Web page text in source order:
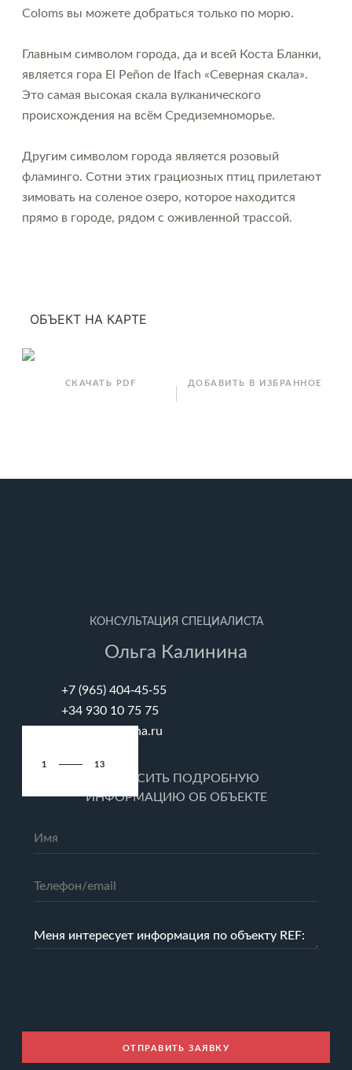
1 13
Coloms вы можете добраться только по морю.
Главным символом города, да и всей Коста Бланки,
является гора El Peñon de Ifach «Северная скала».
Это самая высокая скала вулканического
происхождения на всём Средиземноморье.
Другим символом города является розовый
фламинго. Сотни этих грациозных птиц прилетают
зимовать на соленое озеро, которое находится
прямо в городе, рядом с оживленной трассой.
ОБЪЕКТ НА КАРТЕ
СКАЧАТЬ PDF ДОБАВИТЬ В ИЗБРАННОЕ
КОНСУЛЬТАЦИЯ СПЕЦИАЛИСТА
Ольга Калинина
+7 (965) 404-45-55
+34 930 10 75 75
info@barcelona.ru
ЗАПРОСИТЬ ПОДРОБНУЮ
ИНФОРМАЦИЮ ОБ ОБЪЕКТЕ
ОТПРАВИТЬ ЗАЯВКУ